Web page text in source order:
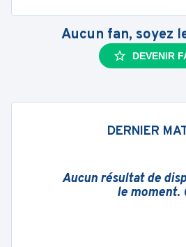
Aucun fan, soyez
DEVENIR
DERNIER
Aucun résultat de
le moment.